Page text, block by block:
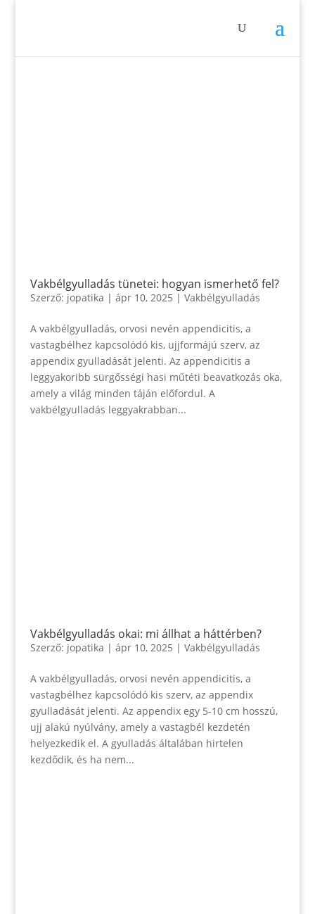
Vakbélgyulladás tünetei: hogyan ismerhető fel?
Szerző: jopatika | ápr 10, 2025 | Vakbélgyulladás
A vakbélgyulladás, orvosi nevén appendicitis, a
vastagbélhez kapcsolódó kis, ujjformájú szerv, az
appendix gyulladását jelenti. Az appendicitis a
leggyakoribb sürgősségi hasi műtéti beavatkozás oka,
amely a világ minden táján előfordul. A
vakbélgyulladás leggyakrabban...
Vakbélgyulladás okai: mi állhat a háttérben?
Szerző: jopatika | ápr 10, 2025 | Vakbélgyulladás
A vakbélgyulladás, orvosi nevén appendicitis, a
vastagbélhez kapcsolódó kis szerv, az appendix
gyulladását jelenti. Az appendix egy 5-10 cm hosszú,
ujj alakú nyúlvány, amely a vastagbél kezdetén
helyezkedik el. A gyulladás általában hirtelen
kezdődik, és ha nem...